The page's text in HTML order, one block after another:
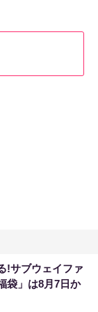
!サブウェイファ
袋」は8月7日か